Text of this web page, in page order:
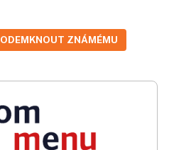
ODEMKNOUT ZNÁMÉMU